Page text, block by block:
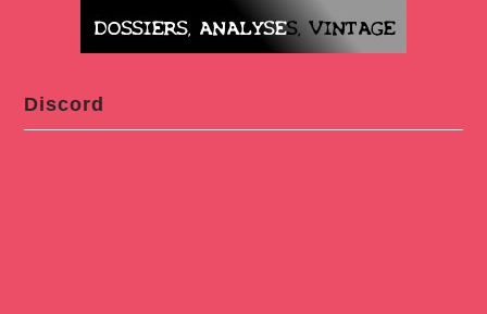
Discord